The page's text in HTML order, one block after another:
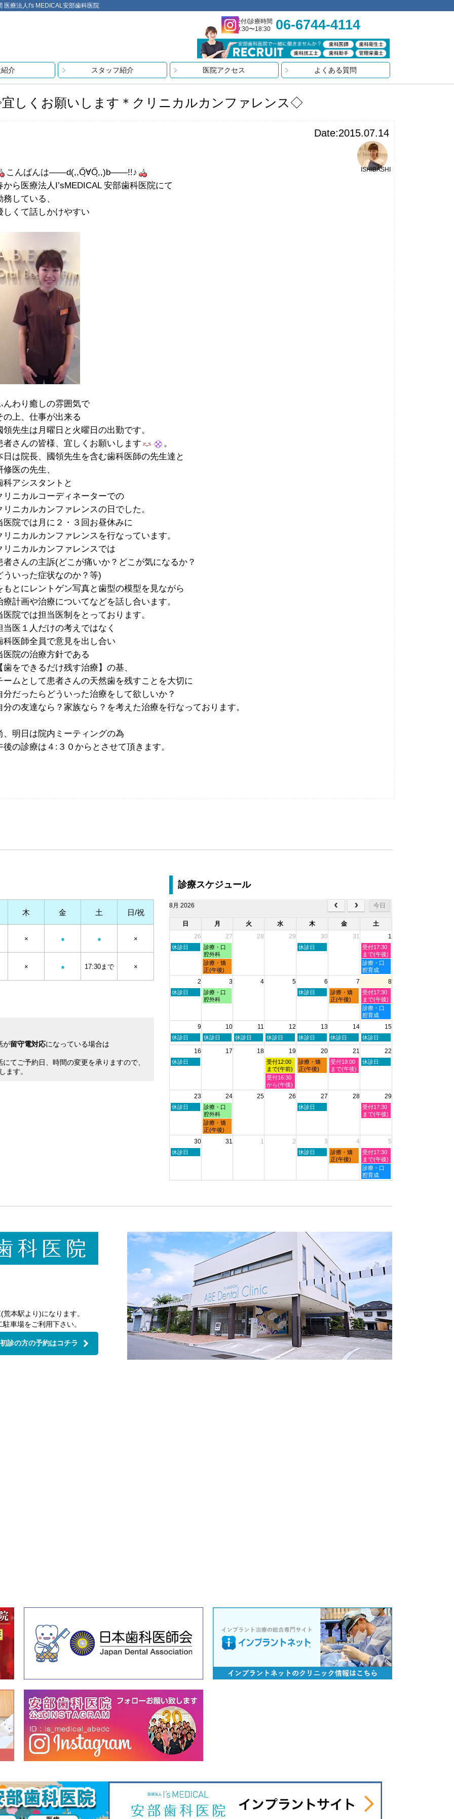
医療法人I's MEDICAL安部歯科医院
受付/診療時間
9:30〜18:30
06-6744-4114
介 スタッフ紹介 医院アクセス よくある質問
しくお願いします＊クリニカルカンファレンス◇
Date:2015.07.14
ISHIBASHI
こんばんは――d(,,Őฺ∀Őฺ,,)b――!!♪
から医療法人I’sMEDICAL 安部歯科医院にて
務している、
しくて話しかけやすい
んわり癒しの雰囲気で
の上、仕事が出来る
領先生は月曜日と火曜日の出勤です。
者さんの皆様、宜しくお願いします
。
日は院長、國領先生を含む歯科医師の先生達と
修医の先生、
科アシスタントと
リニカルコーディネーターでの
リニカルカンファレンスの日でした。
医院では月に２・３回お昼休みに
リニカルカンファレンスを行なっています。
リニカルカンファレンスでは
者さんの主訴(どこが痛いか？どこが気になるか？
ういった症状なのか？等)
もとにレントゲン写真と歯型の模型を見ながら
療計画や治療についてなどを話し合います。
医院では担当医制をとっております。
当医１人だけの考えではなく
科医師全員で意見を出し合い
医院の治療方針である
歯をできるだけ残す治療】の基、
ームとして患者さんの天然歯を残すことを大切に
分だったらどういった治療をして欲しいか？
分の友達なら？家族なら？を考えた治療を行なっております。
、明日は院内ミーティングの為
後の診療は４:３０からとさせて頂きます。
木 金 土 日/祝
× ● ● ×
× ● 17:30まで ×
が留守電対応になっている場合は
てご予約日、時間の変更を承りますので、
ます。
診療スケジュール
8月 2026 今日
日 月 火 水 木 金
土
26
27 28 29 30 31 1
日
月
2026
休診日
月
曜
日,
7
月
2026
診療・口
腔外科
木
月
2026
休診日
土
曜
日,
8
月
2026
受付17:30
まで(午後)
月
曜
日,
月
27th
2026
診療・矯
正(午後)
土
曜
日,
月
1st
2026
診療・口
腔育成
2 3 4 5 6 7 8
日
月
2026
休診日
月
曜
月
2026
診療・口
腔外科
木
月
2026
休診日
金
曜
月
2026
診療・矯
正(午後)
土
曜
日,
8
月
2026
受付17:30
まで(午後)
土
曜
日,
月
8th
診療・口
腔育成
9 10 11 12 13 14 15
日
曜
8
月
休診日
月
曜
休診日
火
曜
休診日
水
曜
8
月
12th
2026
休診日
木
曜
8
月
13th
休診日
金
曜
8
月
14th
休診日
土
曜
8
月
休診日
16 17 18 19 20 21 22
日
月
2026
休診日
水
曜
日,
8
月
受付12:00
まで(午前)
木
曜
月
2026
診療・矯
正(午後)
金
曜
月
受付18:00
まで(午後)
土
月
2026
休診日
水
曜
日,
受付16:30
から(午後)
23 24 25 26 27 28 29
日
月
2026
休診日
月
曜
日,
8
月
診療・口
腔外科
木
月
2026
休診日
土
曜
月
2026
受付17:30
まで(午後)
月
曜
日,
診療・矯
正(午後)
30 31 1 2 3 4 5
日
月
休診日
木
月
休診日
金
曜
月
診療・矯
正(午後)
土
曜
日,
9
月
受付17:30
まで(午後)
土
曜
日,
診療・口
腔育成
本駅より)になります。
車場をご利用下さい。
初診の方の予約はコチラ